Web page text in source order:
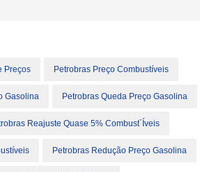
Preços Petrobras Preço Combustíveis
Gasolina Petrobras Queda Preço Gasolina
Reajuste Quase 5% Combust´íveis
Petrobras Redução Preço Gasolina